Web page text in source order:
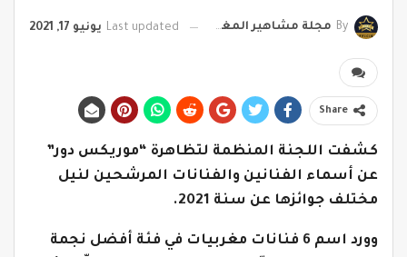
By مجلة مشاهير المغرب Last updated يونيو 17, 2021
Share
كشفت اللجنة المنظمة لتظاهرة “موريكس دور”
عن أسماء الفنانين والفنانات المرشحين لنيل
مختلف جوائزها عن سنة 2021.
وورد اسم 6 فنانات مغربيات في فئة أفضل نجمة